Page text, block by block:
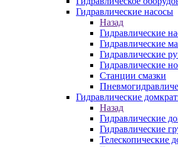
Гидравлические насосы
Назад
Гидравлические
Гидравлические
Гидравлические
Гидравлические
Станции смазки
Гидравлические
Назад
Гидравлические
Гидравлические
Телескопические